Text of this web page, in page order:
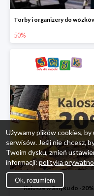
50%
Kalosze w Smyku do -20%
Używamy plików cookies,
serwisów. Jeśli nie chcesz,
Twoim dysku, zmień
informacji: polityka
Ok, rozumiem